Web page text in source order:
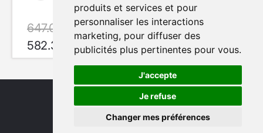
produits et services et pour
personnaliser les interactions
marketing, pour diffuser des
publicités plus pertinentes pour vous.
J'accepte
Je refuse
Changer mes préférences
647.00 €
582.30 €
avec le code SUMMER10
En Stock